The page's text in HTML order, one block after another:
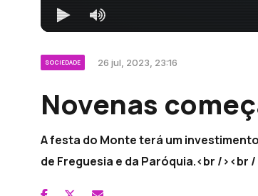
SOCIEDADE 26 jul, 2023, 23:16
Novenas
A festa do Monte terá um
de Freguesia e da Paróquia.<br /><br /